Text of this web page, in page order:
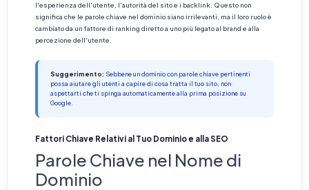
l'esperienza dell'utente, l'autorità del sito e i backlink. Questo non
significa che le parole chiave nel dominio siano irrilevanti, ma il loro ruolo è
cambiato da un fattore di ranking diretto a uno più legato al brand e alla
percezione dell'utente.
Suggerimento: Sebbene un dominio con parole chiave pertinenti
possa aiutare gli utenti a capire di cosa tratta il tuo sito, non
aspettarti che ti spinga automaticamente alla prima posizione su
Google.
Fattori Chiave Relativi al Tuo Dominio e alla SEO
Parole Chiave nel Nome di
Dominio